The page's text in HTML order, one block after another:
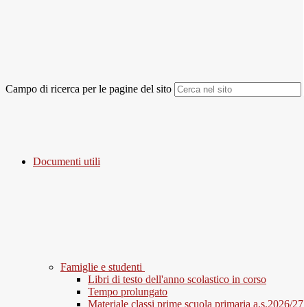
Campo di ricerca per le pagine del sito
Documenti utili
Famiglie e studenti
Libri di testo dell'anno scolastico in corso
Tempo prolungato
Materiale classi prime scuola primaria a.s.2026/27